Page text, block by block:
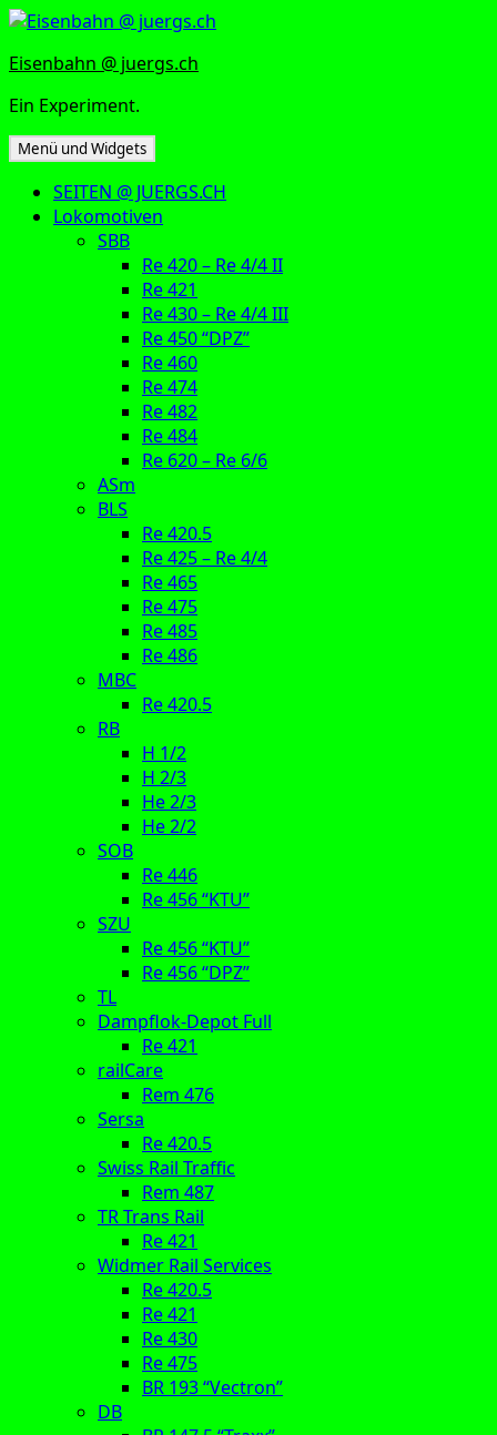
Zum
springen
Eisenbahn @ juergs.ch
Ein Experiment.
Menü und Widgets
SEITEN @ JUERGS.CH
Lokomotiven
SBB
Re 420 – Re 4/4 II
Re 421
Re 430 – Re 4/4 III
Re 450 “DPZ”
Re 460
Re 474
Re 482
Re 484
Re 620 – Re 6/6
ASm
BLS
Re 420.5
Re 425 – Re 4/4
Re 465
Re 475
Re 485
Re 486
MBC
Re 420.5
RB
H 1/2
H 2/3
He 2/3
He 2/2
SOB
Re 446
Re 456 “KTU”
SZU
Re 456 “KTU”
Re 456 “DPZ”
TL
Dampflok-Depot Full
Re 421
railCare
Rem 476
Sersa
Re 420.5
Swiss Rail Traffic
Rem 487
TR Trans Rail
Re 421
Widmer Rail Services
Re 420.5
Re 421
Re 430
Re 475
BR 193 “Vectron”
DB